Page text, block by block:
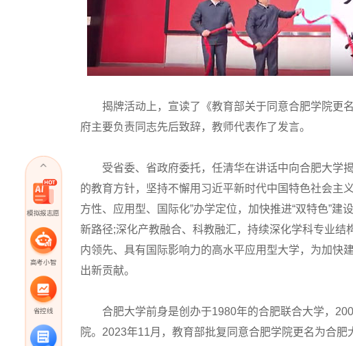
揭牌活动上，宣读了《教育部关于同意合肥学院更
府主要负责同志先后致辞，教师代表作了发言。
受省委、省政府委托，任清华在讲话中向合肥大学
的教育方针，坚持不懈用习近平新时代中国特色社会主
方性、应用型、国际化”办学定位，加快推进“双特色”
新路径;深化产教融合、科教融汇，持续深化学科专业
内领先、具有国际影响力的高水平应用型大学，为加快
出新贡献。
合肥大学前身是创办于1980年的合肥联合大学，
院。2023年11月，教育部批复同意合肥学院更名为合
模拟报志愿
高考小智
省控线